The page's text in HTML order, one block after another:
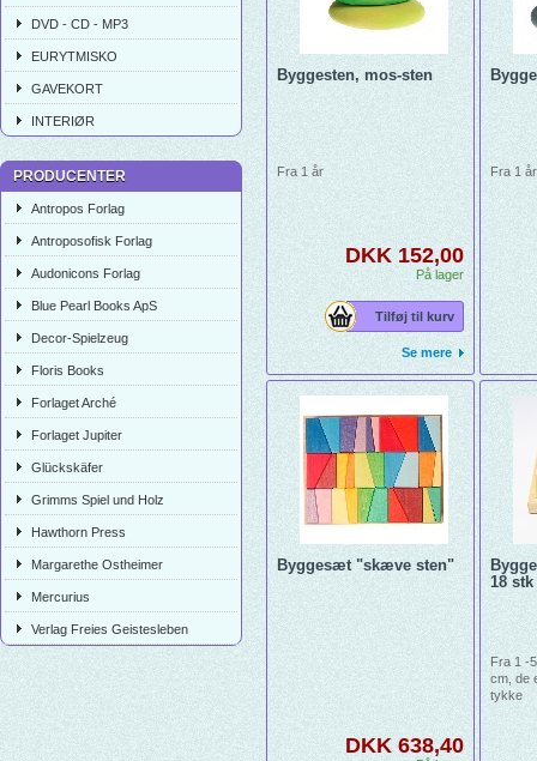
DVD - CD - MP3
EURYTMISKO
GAVEKORT
INTERIØR
PRODUCENTER
Antropos Forlag
Antroposofisk Forlag
Audonicons Forlag
Blue Pearl Books ApS
Decor-Spielzeug
Floris Books
Forlaget Arché
Forlaget Jupiter
Glückskäfer
Grimms Spiel und Holz
Hawthorn Press
Margarethe Ostheimer
Mercurius
Verlag Freies Geistesleben
Byggesten, mos-sten
Fra 1 år
DKK 152,00
På lager
Tilføj til kurv
Se mere
Fra 1 år
Byggesæt "skæve sten"
DKK 638,40
18 stk
Fra 1 -
cm, de
tykke